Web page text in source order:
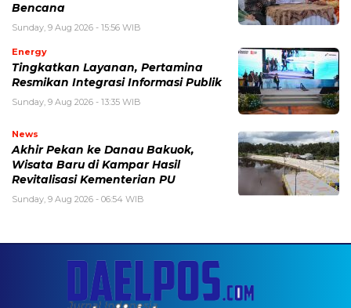
Bencana
Sunday, 9 Aug 2026 - 15:56 WIB
Energy
Tingkatkan Layanan, Pertamina
Resmikan Integrasi Informasi Publik
Sunday, 9 Aug 2026 - 13:35 WIB
News
Akhir Pekan ke Danau Bakuok,
Wisata Baru di Kampar Hasil
Revitalisasi Kementerian PU
Sunday, 9 Aug 2026 - 06:54 WIB